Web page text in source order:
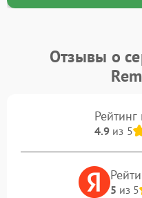
Отзывы о
Рейтинг
4.9из 5
5 из 5